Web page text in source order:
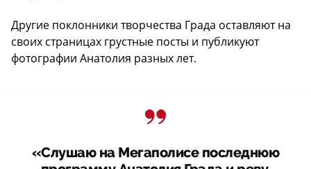
Другие поклонники творчества Града оставляют на
своих страницах грустные посты и публикуют
фотографии Анатолия разных лет.
«Слушаю на Мегаполисе последнюю